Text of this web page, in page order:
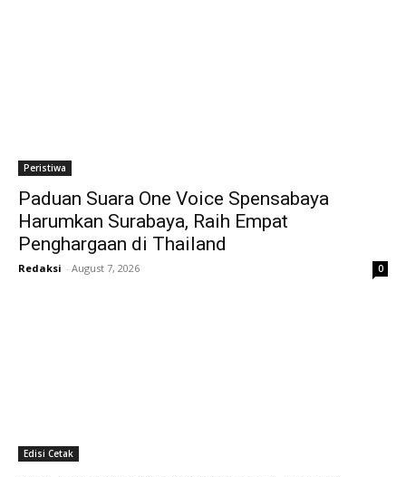
Peristiwa
Paduan Suara One Voice Spensabaya
Harumkan Surabaya, Raih Empat
Penghargaan di Thailand
Redaksi - August 7, 2026 0
Edisi Cetak